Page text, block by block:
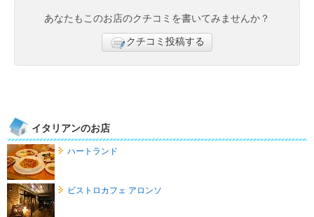
あなたもこのお店のクチコミを書いてみませんか？
クチコミ投稿する
イタリアンのお店
ハートランド
ビストロカフェ アロンソ